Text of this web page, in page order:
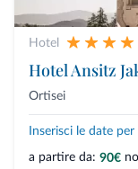
Hotel
Hotel Ansitz
Ortisei
Inserisci le date
a partire da: 90€